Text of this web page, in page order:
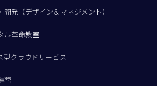
発（デザイン＆マネジメント）
ル革命教室
型クラウドサービス
営